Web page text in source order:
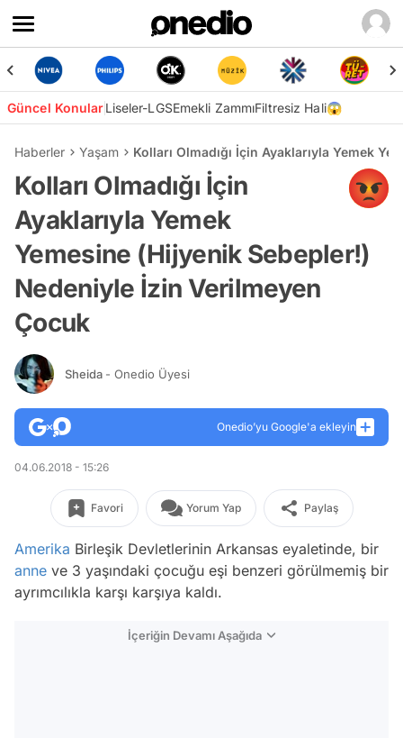
Güncel KonularLiseler-LGSEmekli ZammıFiltresiz Hali😱
Haberler Yaşam Kolları Olmadığı İçin Ayaklarıyla Yemek
Kolları Olmadığı İçin
Ayaklarıyla Yemek
Yemesine (Hijyenik Sebepler!)
Nedeniyle İzin Verilmeyen
Çocuk
Sheida - Onedio Üyesi
Onedio’yu Google'a ekleyin
04.06.2018 - 15:26
Favori Yorum Yap Paylaş
Amerika Birleşik Devletlerinin Arkansas eyaletinde, bir
anne ve 3 yaşındaki çocuğu eşi benzeri görülmemiş bir
ayrımcılıkla karşı karşıya kaldı.
İçeriğin Devamı Aşağıda